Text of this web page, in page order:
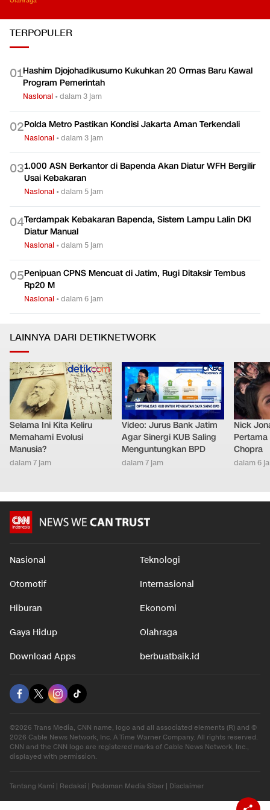
TERPOPULER
01Hashim Djojohadikusumo Kukuhkan 20 Ormas Baru Kawal
Program Pemerintah
Nasional •dalam 3 jam
02Polda Metro Pastikan Kondisi Jakarta Aman Terkendali
Nasional •dalam 3 jam
031.000 ASN Berkantor di Bapenda Akan Diatur WFH Bergilir
Usai Kebakaran
Nasional •dalam 5 jam
04Terdampak Kebakaran Bapenda, Sistem Lampu Lalin DKI
Diatur Manual
Nasional •dalam 5 jam
05Penipuan CPNS Mencuat di Jatim, Rugi Ditaksir Tembus
Rp20 M
Nasional •dalam 6 jam
LAINNYA DARI DETIKNETWORK
Selama Ini Kita Keliru
Memahami Evolusi
Manusia?
dalam 7 jam
Video: Jurus Bank Jatim
Agar Sinergi KUB Saling
Menguntungkan BPD
dalam 7 jam
Nick
Chopra
dalam 6
Nasional Teknologi
Otomotif Internasional
Hiburan Ekonomi
Gaya Hidup Olahraga
Download Apps berbuatbaik.id
©2026 Trans Media, CNN name, logo and all associated elements (R) and ©
2026 Cable News Network, Inc. A Time Warner Company. All rights reserved.
CNN and the CNN logo are registered marks of Cable News Network, Inc.,
displayed with permission.
Tentang Kami Redaksi Pedoman Media Siber Disclaimer